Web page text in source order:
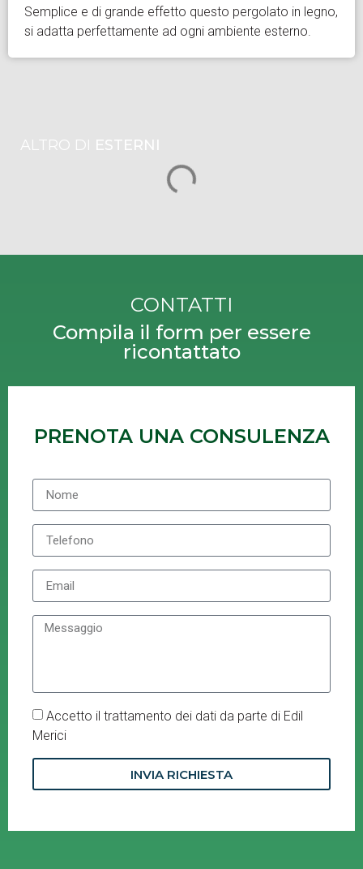
Semplice e di grande effetto questo pergolato in legno,
si adatta perfettamente ad ogni ambiente esterno.
ALTRO DI ESTERNI
CONTATTI
Compila il form per essere
ricontattato
PRENOTA UNA CONSULENZA
Accetto il trattamento dei dati da parte di Edil
Merici
INVIA RICHIESTA